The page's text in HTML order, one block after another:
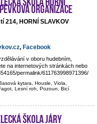
organizace
214, HORNÍ SLAVKOV
, Facebook
v oboru hudebním,
na internetových stránkách nebo
permalink/611763998971396/
kytara, Housle, Viola,
Lesní roh, Pozoun, Bicí
škola Járy